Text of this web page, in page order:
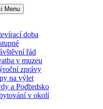
Menu
doba
řád
v muzeu
zprávy
na výlet
a Podbrdsko
v okolí